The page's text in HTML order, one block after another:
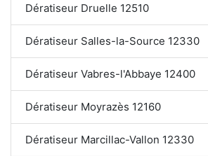
Dératiseur Druelle 12510
Dératiseur Salles-la-Source 12330
Dératiseur Vabres-l'Abbaye 12400
Dératiseur Moyrazès 12160
Dératiseur Marcillac-Vallon 12330